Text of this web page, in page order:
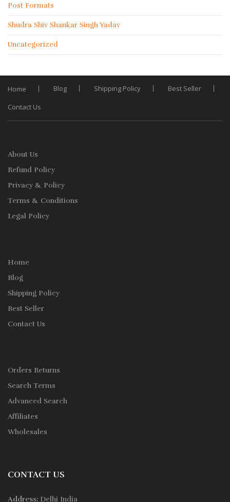
Post Formats
Shudra Shiv Shankar Singh Yadav
Uncategorized
Home Blog Shipping Policy
Best Seller
Contact Us
About Us
Refund Policy
Privacy & Policy
Terms & Conditions
Legal Policy
Home
Blog
Shipping Policy
Best Seller
Contact Us
Orders Returns
Search Terms
Advanced Search
Affiliates
Wholesales
CONTACT US
Address: Delhi India